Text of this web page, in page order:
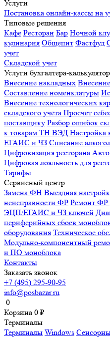
Услуги
Постановка онлайн-кассы на
Типовые решения
Кафе Ресторан Бар Ночной
кулинария Общепит Фастфуд
учет
Складской учет
Услуги бухгалтера-
Внесение накладных
Составление номенклатуры
Внесение технологических
складского учёта Просчет
поставщику Разбор ошибок
к товарам ТН ВЭД Настройка
ЕГАИС и ЧЗ Списание
Цифровизация ресторана
Цифровая лояльность для
Тарифы
Сервисный центр
Замена ФН Выездная
неисправности ФР Ремонт ФР
ЭЦП/ЕГАИС и ЧЗ ключей
периферийных сбоев
оборудования Техническое
Модульно-компонентный
и ПО моноблока
Контакты
Заказать звонок
+7 (495) 295-90-95
info@posbazar.ru
0
Корзина 0 ₽
Терминалы
Терминалы Windows